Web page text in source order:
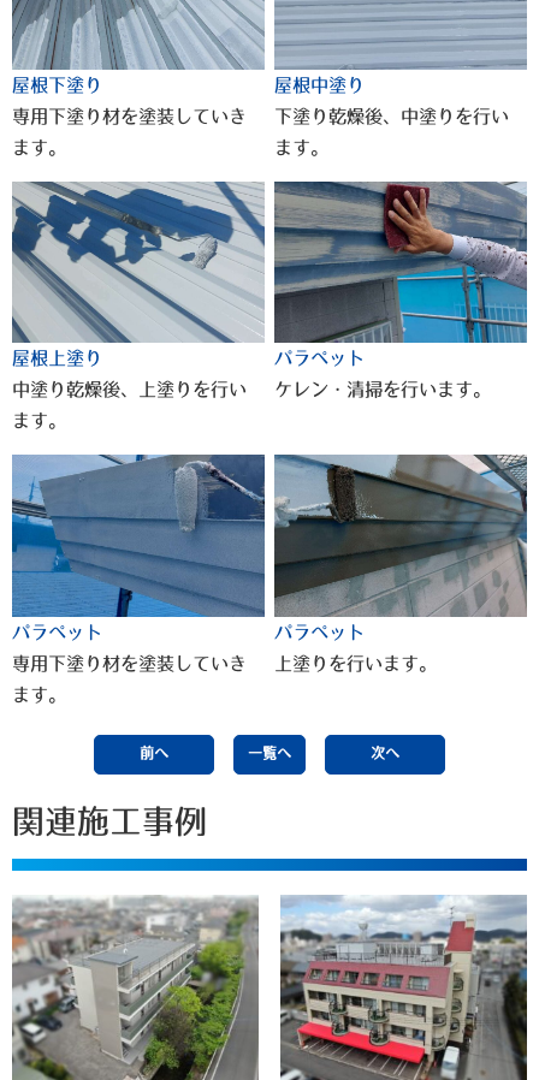
屋根下塗り
専用下塗り材を塗装していき
ます。
屋根中塗り
下塗り乾燥後、中塗りを行い
ます。
屋根上塗り
中塗り乾燥後、上塗りを行い
ます。
パラペット
ケレン・清掃を行います。
パラペット
専用下塗り材を塗装していき
ます。
パラペット
上塗りを行います。
前へ 一覧へ 次へ
関連施工事例